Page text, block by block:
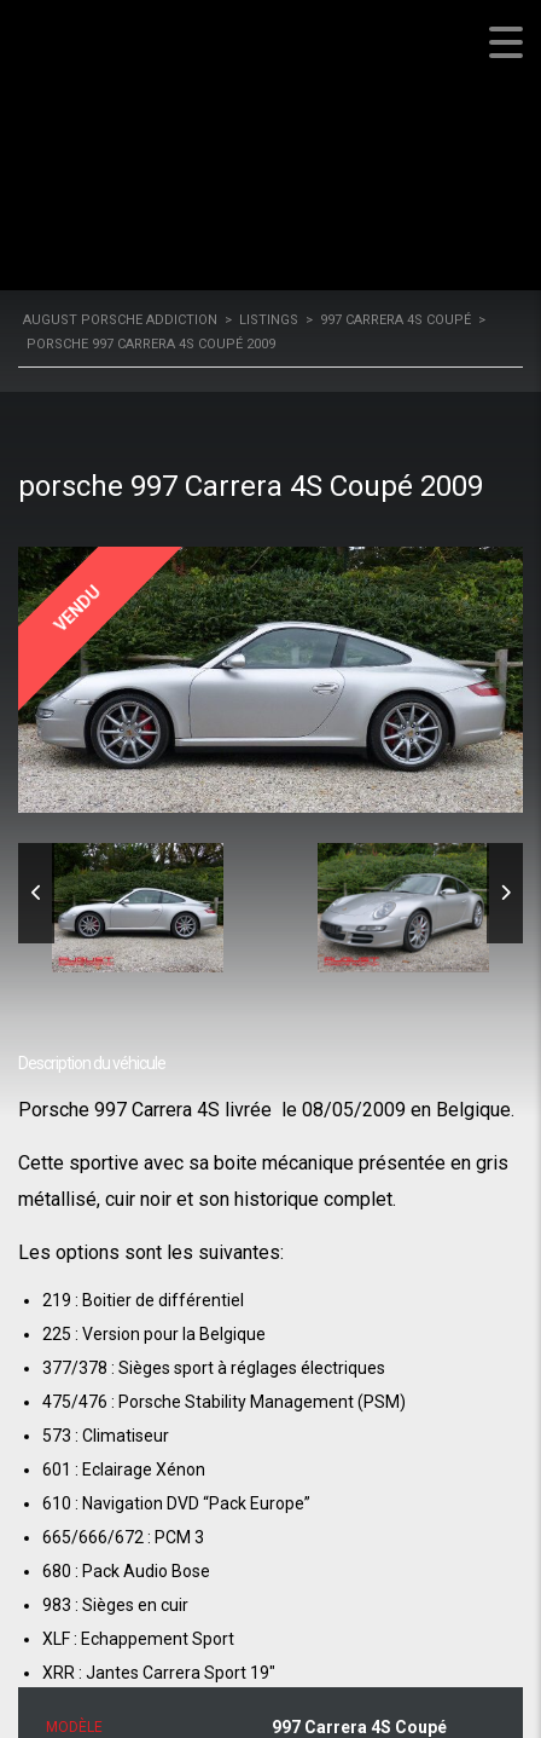
AUGUST PORSCHE ADDICTION > LISTINGS > 997 CARRERA 4S COUPÉ >
PORSCHE 997 CARRERA 4S COUPÉ 2009
porsche 997 Carrera 4S Coupé 2009
VENDU
Description du véhicule
Porsche 997 Carrera 4S livrée le 08/05/2009 en Belgique.
Cette sportive avec sa boite mécanique présentée en gris
métallisé, cuir noir et son historique complet.
Les options sont les suivantes:
219 : Boitier de différentiel
225 : Version pour la Belgique
377/378 : Sièges sport à réglages électriques
475/476 : Porsche Stability Management (PSM)
573 : Climatiseur
601 : Eclairage Xénon
610 : Navigation DVD “Pack Europe”
665/666/672 : PCM 3
680 : Pack Audio Bose
983 : Sièges en cuir
XLF : Echappement Sport
XRR : Jantes Carrera Sport 19″
MODÈLE 997 Carrera 4S Coupé